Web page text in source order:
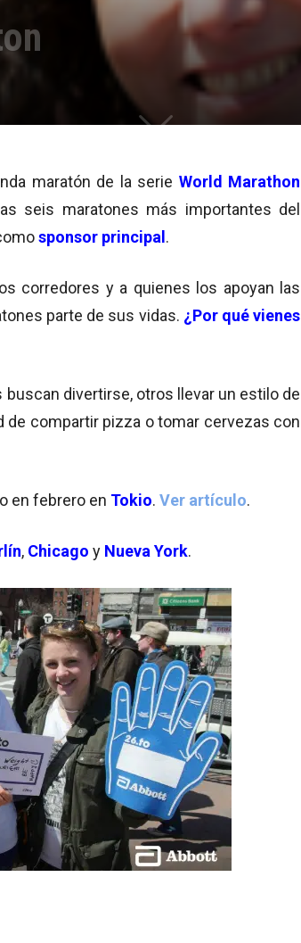
maratón de la serie World Marathon
seis maratones más importantes del
sponsor principal.
corredores y a quienes los apoyan las
parte de sus vidas. ¿Por qué vienes
divertirse, otros llevar un estilo de
de compartir pizza o tomar cervezas con
en febrero en Tokio. Ver artículo.
, Chicago y Nueva York.